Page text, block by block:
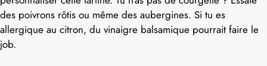
des poivrons rôtis ou même des aubergines. Si tu es
allergique au citron, du vinaigre balsamique pourrait faire le
job.